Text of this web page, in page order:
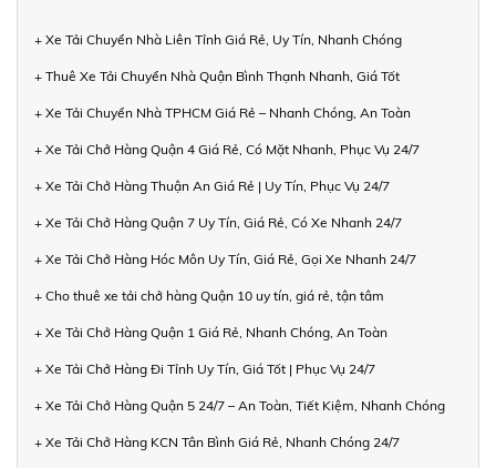
+ Xe Tải Chuyển Nhà Liên Tỉnh Giá Rẻ, Uy Tín, Nhanh Chóng
+ Thuê Xe Tải Chuyển Nhà Quận Bình Thạnh Nhanh, Giá Tốt
+ Xe Tải Chuyển Nhà TPHCM Giá Rẻ – Nhanh Chóng, An Toàn
+ Xe Tải Chở Hàng Quận 4 Giá Rẻ, Có Mặt Nhanh, Phục Vụ 24/7
+ Xe Tải Chở Hàng Thuận An Giá Rẻ | Uy Tín, Phục Vụ 24/7
+ Xe Tải Chở Hàng Quận 7 Uy Tín, Giá Rẻ, Có Xe Nhanh 24/7
+ Xe Tải Chở Hàng Hóc Môn Uy Tín, Giá Rẻ, Gọi Xe Nhanh 24/7
+ Cho thuê xe tải chở hàng Quận 10 uy tín, giá rẻ, tận tâm
+ Xe Tải Chở Hàng Quận 1 Giá Rẻ, Nhanh Chóng, An Toàn
+ Xe Tải Chở Hàng Đi Tỉnh Uy Tín, Giá Tốt | Phục Vụ 24/7
+ Xe Tải Chở Hàng Quận 5 24/7 – An Toàn, Tiết Kiệm, Nhanh Chóng
+ Xe Tải Chở Hàng KCN Tân Bình Giá Rẻ, Nhanh Chóng 24/7